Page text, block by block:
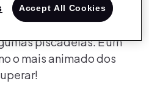
os elfos para manter
brinquedos enquanto o
piscadelas. É um
o mais animado dos
Accept All Cookies